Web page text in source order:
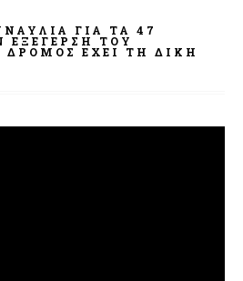
ΓΙΑ ΤΑ 47
ΤΟΥ
ΔΡΌΜΟΣ ΈΧΕΙ ΤΗ ΔΙΚΉ